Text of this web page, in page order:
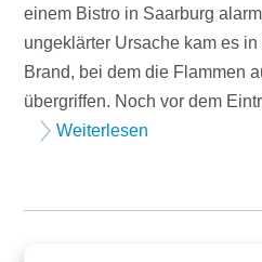
einem Bistro in Saarburg
ungeklärter Ursache kam es
Brand, bei dem die Flammen
übergriffen. Noch vor dem
Weiterlesen